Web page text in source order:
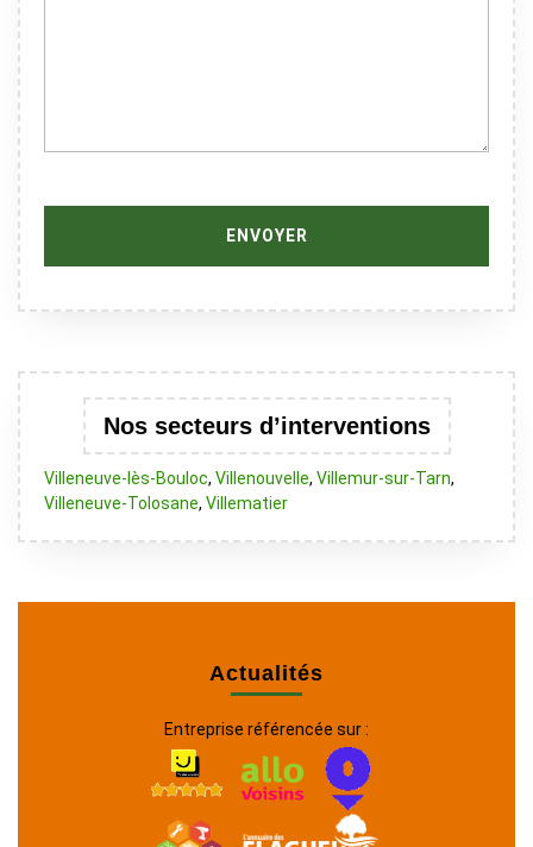
Nos secteurs d’interventions
Villeneuve-lès-Bouloc, Villenouvelle, Villemur-sur-Tarn,
Villeneuve-Tolosane, Villematier
Actualités
Entreprise référencée sur :